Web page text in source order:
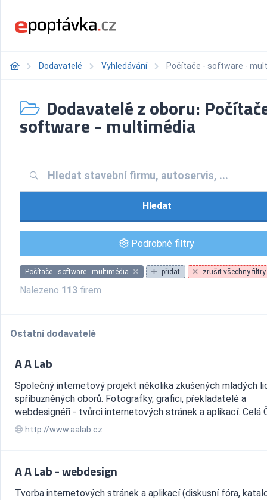
Dodavatelé Vyhledávání Počítače - software -
Dodavatelé z oboru:
software - multimédia
Hledat
Podrobné filtry
Počítače - software - multimédia přidat zrušit všechny filtry
Nalezeno 113 firem
Ostatní dodavatelé
A A Lab
Společný internetový projekt několika zkušených mladých
spříbuzněných oborů. Fotografky, grafici, překladatelé a
webdesignéři - tvůrci internetových stránek a aplikací. Celá
http://www.aalab.cz
A A Lab - webdesign
Tvorba internetových stránek a aplikací (diskusní fóra,